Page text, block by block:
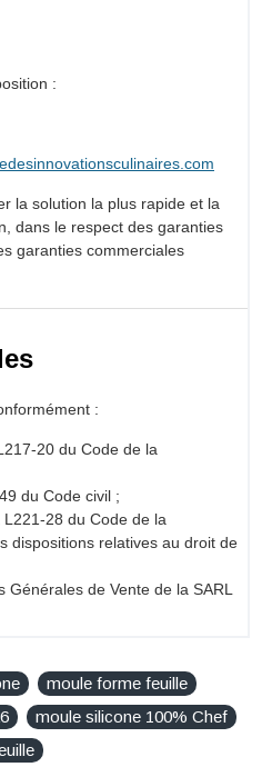
:
la solution la plus rapide et la
dans le respect des garanties
garanties commerciales
:
20 du Code de la
du Code civil ;
28 du Code de la
dispositions relatives au droit de
Générales de Vente de la SARL
moule forme feuille
moule silicone 100% Chef